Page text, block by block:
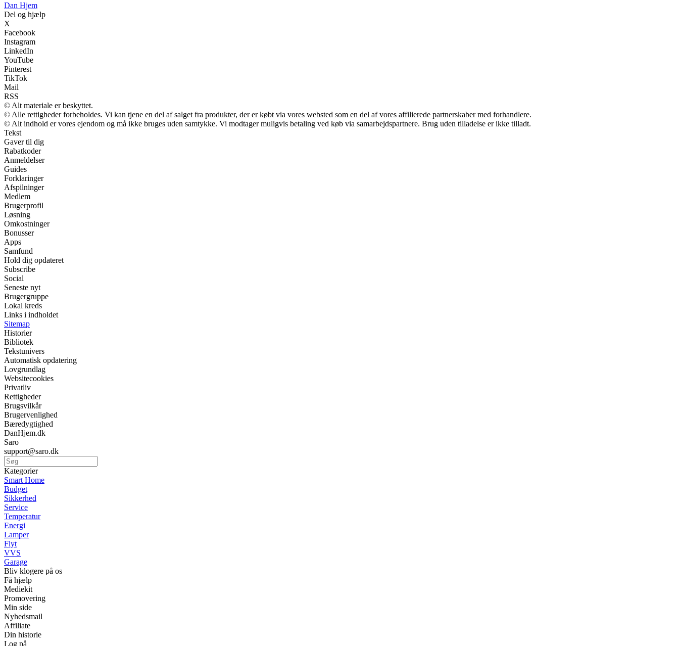
Dan Hjem
Del og hjælp
X
Facebook
Instagram
LinkedIn
YouTube
Pinterest
TikTok
Mail
RSS
© Alt materiale er beskyttet.
© Alle rettigheder forbeholdes. Vi kan tjene en del af salget fra produkter, der er købt via vores websted som en del af vores affilierede partnerskaber med forhandlere.
© Alt indhold er vores ejendom og må ikke bruges uden samtykke. Vi modtager muligvis betaling ved køb via samarbejdspartnere. Brug uden tilladelse er ikke tilladt.
Tekst
Gaver til dig
Rabatkoder
Anmeldelser
Guides
Forklaringer
Afspilninger
Medlem
Brugerprofil
Løsning
Omkostninger
Bonusser
Apps
Samfund
Hold dig opdateret
Subscribe
Social
Seneste nyt
Brugergruppe
Lokal kreds
Links i indholdet
Sitemap
Historier
Bibliotek
Tekstunivers
Automatisk opdatering
Lovgrundlag
Websitecookies
Privatliv
Rettigheder
Brugsvilkår
Brugervenlighed
Bæredygtighed
DanHjem.dk
Saro
support@saro.dk
Kategorier
Smart Home
Budget
Sikkerhed
Service
Temperatur
Energi
Lamper
Flyt
VVS
Garage
Bliv klogere på os
Få hjælp
Mediekit
Promovering
Min side
Nyhedsmail
Affiliate
Din historie
Log på